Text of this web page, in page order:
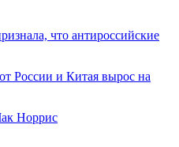
что антироссийские
России и Китая вырос на
Норрис